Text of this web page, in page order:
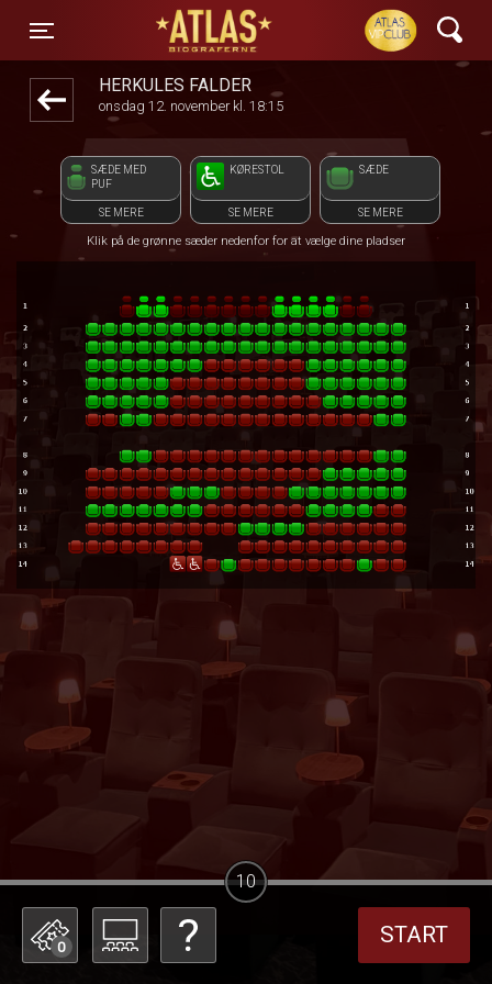
Toggle navigation
ATLAS Biograferne
HERKULES FALDER
onsdag 12. november kl. 18:15
SÆDE MED
PUF
SE MERE
KØRESTOL
SE MERE
SÆDE
SE MERE
Klik på de grønne sæder nedenfor for at vælge dine pladser
0 START
10
front03-cc 112711